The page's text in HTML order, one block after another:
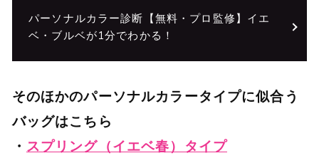
パーソナルカラー診断【無料・プロ監修】イエ
ベ・ブルベが1分でわかる！
そのほかのパーソナルカラータイプに似合う
バッグはこちら
・ スプリング（イエベ春）タイプ